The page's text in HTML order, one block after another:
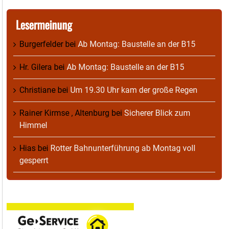
Lesermeinung
Burgerfelderbei Ab Montag: Baustelle an der B15
Hr. Gilera bei Ab Montag: Baustelle an der B15
Christiane bei Um 19.30 Uhr kam der große Regen
Rainer Kirmse , Altenburg bei Sicherer Blick zum
Himmel
Hias bei Rotter Bahnunterführung ab Montag voll
gesperrt